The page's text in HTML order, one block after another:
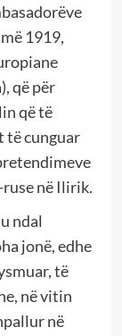
1919,
që për
që të
të cunguar
në Ilirik.
ndal
jonë, edhe
të
në vitin
në